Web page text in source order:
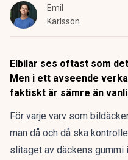
Emil
Karlsson
Elbilar ses oftast som
Men i ett avseende
faktiskt är sämre än
För varje varv som
man då och då ska
slitaget av däckens